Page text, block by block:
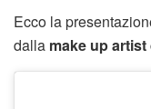
Ecco la
dalla make up